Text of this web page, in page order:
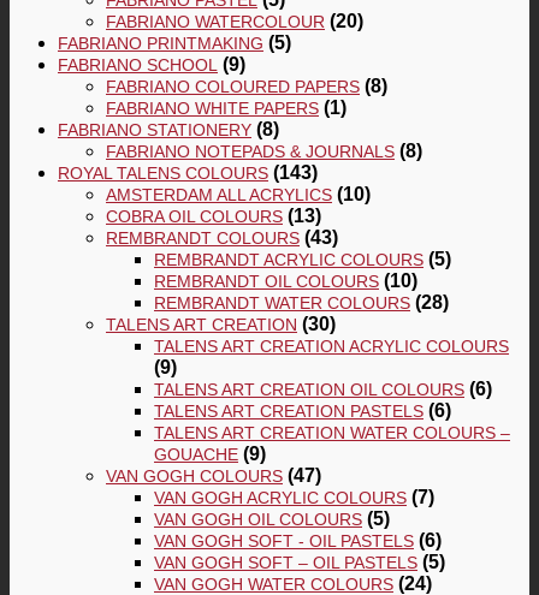
FABRIANO WATERCOLOUR (20)
FABRIANO PRINTMAKING (5)
FABRIANO SCHOOL (9)
FABRIANO COLOURED PAPERS (8)
FABRIANO WHITE PAPERS (1)
FABRIANO STATIONERY (8)
FABRIANO NOTEPADS & JOURNALS (8)
ROYAL TALENS COLOURS (143)
AMSTERDAM ALL ACRYLICS (10)
COBRA OIL COLOURS (13)
REMBRANDT COLOURS (43)
REMBRANDT ACRYLIC COLOURS (5)
REMBRANDT OIL COLOURS (10)
REMBRANDT WATER COLOURS (28)
TALENS ART CREATION (30)
TALENS ART CREATION ACRYLIC COLOURS
(9)
TALENS ART CREATION OIL COLOURS (6)
TALENS ART CREATION PASTELS (6)
TALENS ART CREATION WATER COLOURS –
GOUACHE (9)
VAN GOGH COLOURS (47)
VAN GOGH ACRYLIC COLOURS (7)
VAN GOGH OIL COLOURS (5)
VAN GOGH SOFT - OIL PASTELS (6)
VAN GOGH SOFT – OIL PASTELS (5)
VAN GOGH WATER COLOURS (24)